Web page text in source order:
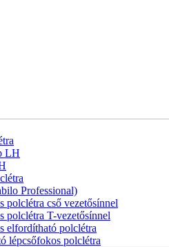
LH
Professional)
polclétra cső vezetősínnel
polclétra T-vezetősínnel
elfordítható polclétra
lépcsőfokos polclétra